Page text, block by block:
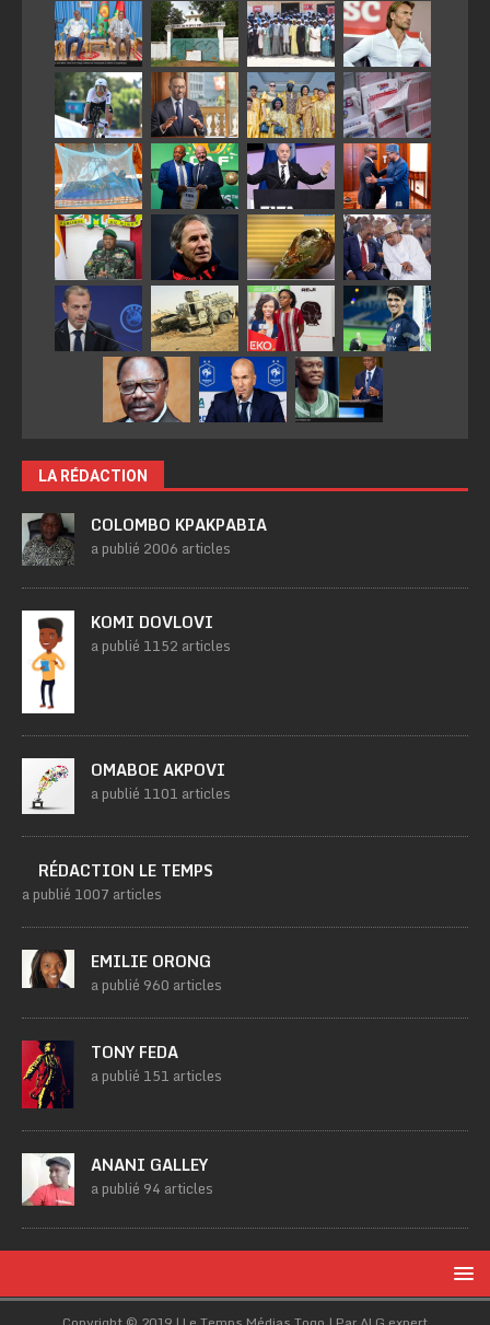
LA RÉDACTION
COLOMBO KPAKPABIA
a publié 2006 articles
KOMI DOVLOVI
a publié 1152 articles
OMABOE AKPOVI
a publié 1101 articles
RÉDACTION LE TEMPS
a publié 1007 articles
EMILIE ORONG
a publié 960 articles
TONY FEDA
a publié 151 articles
ANANI GALLEY
a publié 94 articles